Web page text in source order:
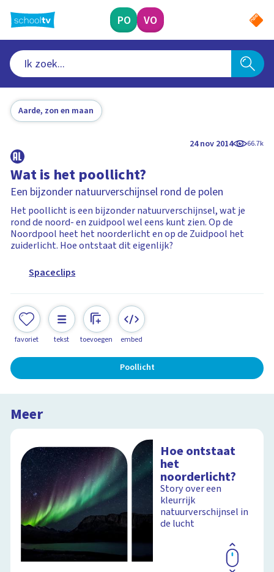
naar
hoofdinhoud
PO VO
Aarde, zon en maan
24 nov 2014 66.7k
Wat is het poollicht?
Een bijzonder natuurverschijnsel rond de polen
Het poollicht is een bijzonder natuurverschijnsel, wat je
rond de noord- en zuidpool wel eens kunt zien. Op de
Noordpool heet het noorderlicht en op de Zuidpool het
zuiderlicht. Hoe ontstaat dit eigenlijk?
Spaceclips
favoriet tekst toevoegen embed
Poollicht
Meer
Hoe ontstaat
het
noorderlicht?
Story over een
kleurrijk
natuurverschijnsel in
de lucht